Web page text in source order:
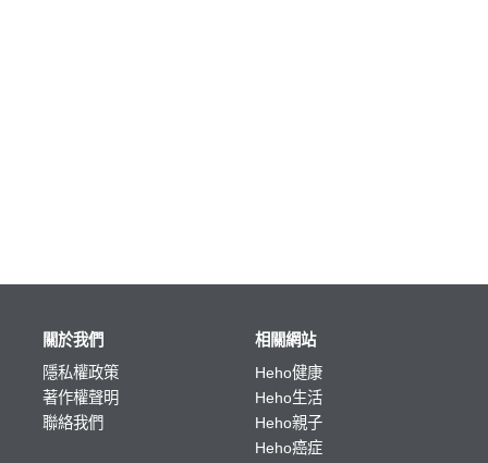
關於我們
隱私權政策
著作權聲明
聯絡我們
相關網站
Heho健康
Heho生活
Heho親子
Heho癌症